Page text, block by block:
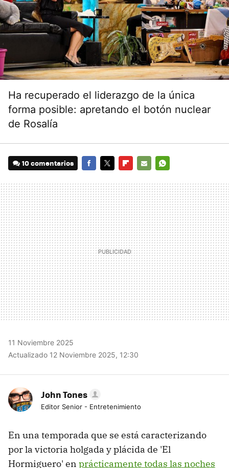
Ha recuperado el liderazgo de la única
forma posible: apretando el botón nuclear
de Rosalía
10 comentarios
MAIL
11 Noviembre 2025
Actualizado 12 Noviembre 2025, 12:30
John Tones
Editor Senior - Entretenimiento
En una temporada que se está caracterizando
por la victoria holgada y plácida de 'El
Hormiguero' en prácticamente todas las noches